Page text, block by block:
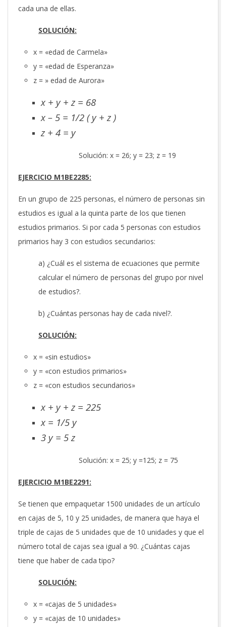
cada una de ellas.
SOLUCIÓN:
x = «edad de Carmela»
y = «edad de Esperanza»
z = » edad de Aurora»
x + y + z = 68
x – 5 = 1/2 ( y + z )
z + 4 = y
Solución: x = 26; y = 23; z = 19
EJERCICIO M1BE2285:
En un grupo de 225 personas, el número de personas sin
estudios es igual a la quinta parte de los que tienen
estudios primarios. Si por cada 5 personas con estudios
primarios hay 3 con estudios secundarios:
a) ¿Cuál es el sistema de ecuaciones que permite
calcular el número de personas del grupo por nivel
de estudios?.
b) ¿Cuántas personas hay de cada nivel?.
SOLUCIÓN:
x = «sin estudios»
y = «con estudios primarios»
z = «con estudios secundarios»
x + y + z = 225
x = 1/5 y
3 y = 5 z
Solución: x = 25; y =125; z = 75
EJERCICIO M1BE2291:
Se tienen que empaquetar 1500 unidades de un artículo
en cajas de 5, 10 y 25 unidades, de manera que haya el
triple de cajas de 5 unidades que de 10 unidades y que el
número total de cajas sea igual a 90. ¿Cuántas cajas
tiene que haber de cada tipo?
SOLUCIÓN:
x = «cajas de 5 unidades»
y = «cajas de 10 unidades»